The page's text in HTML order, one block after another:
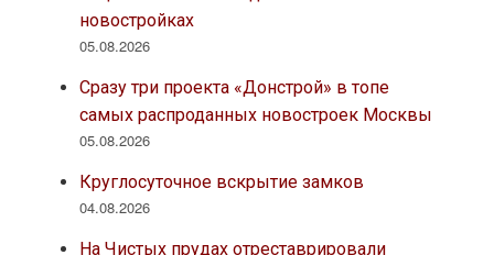
новостройках
05.08.2026
Сразу три проекта «Донстрой» в топе
самых распроданных новостроек Москвы
05.08.2026
Круглосуточное вскрытие замков
04.08.2026
На Чистых прудах отреставрировали